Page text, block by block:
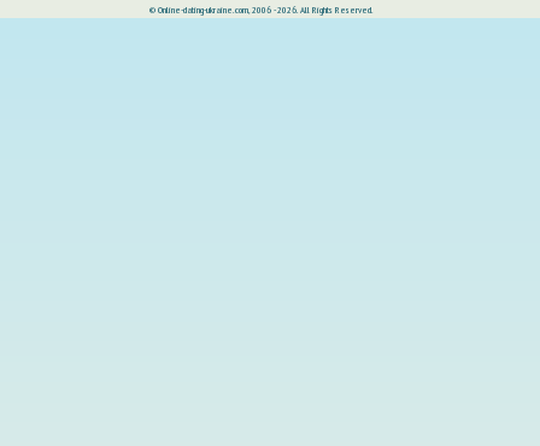
© Online-dating-ukraine.com, 2006 - 2026. All Rights Reserved.